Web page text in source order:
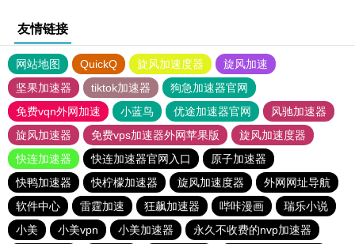
友情链接
网站地图 QuickQ 旋风加速度器
旋风加速
坚果加速器
tiktok加速器
狗急加速器官网
免费vqn外网加速
小蓝鸟 优途加速器官网
风驰加速器
旋风加速器
免费vps加速器外网苹果版
旋风加速度器
快连加速器
快连加速器官网入口
原子加速器
快鸭加速器
快柠檬加速器 旋风加速度器
外网网址导航
软件中心
雷霆加速 狂飙加速器 哔咔漫画
瑞乐小说
小美
小美vpn 小美加速器
永久不收费的nvp加速器